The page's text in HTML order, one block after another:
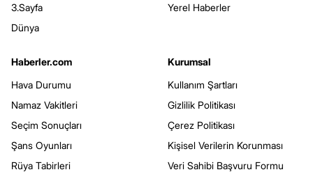
3.Sayfa
Dünya
Yerel Haberler
Haberler.com
Hava Durumu
Namaz Vakitleri
Seçim Sonuçları
Şans Oyunları
Rüya Tabirleri
Kurumsal
Kullanım Şartları
Gizlilik Politikası
Çerez Politikası
Kişisel Verilerin Korunması
Veri Sahibi Başvuru Formu